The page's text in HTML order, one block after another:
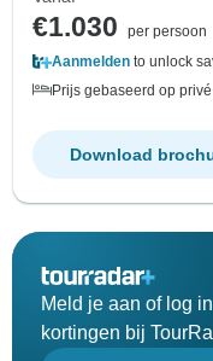
€1.030
per persoon
Aanmelden to unlock
Prijs gebaseerd op
Download
Meld je aan of log
kortingen bij